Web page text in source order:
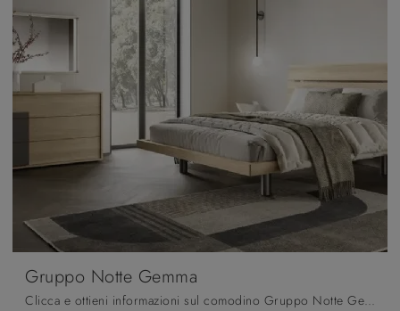
Gruppo Notte Gemma
Clicca e ottieni informazioni sul comodino Gruppo Notte Gemma: Comodini e cassettiere di Moretti Compact Giorno Notte sono ideali per spazi moderni.